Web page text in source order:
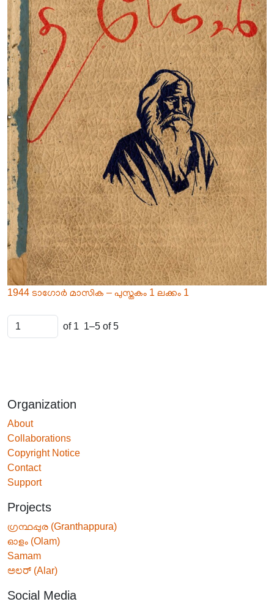
1944 ടാഗോർ മാസിക – പുസ്തകം 1 ലക്കം 1
of 1 1–5 of 5
Organization
About
Collaborations
Copyright Notice
Contact
Support
Projects
ഗ്രന്ഥപ്പുര (Granthappura)
ഓളം (Olam)
Samam
ಅಲರ್ (Alar)
Social Media